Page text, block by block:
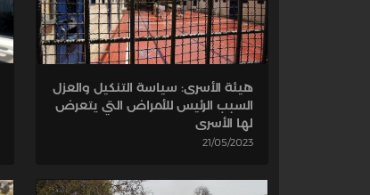
هيئة الأسرى: سياسة التنكيل والعزل
السبب الرئيس للأمراض التي يتعرض
لها الأسرى
21/05/2023